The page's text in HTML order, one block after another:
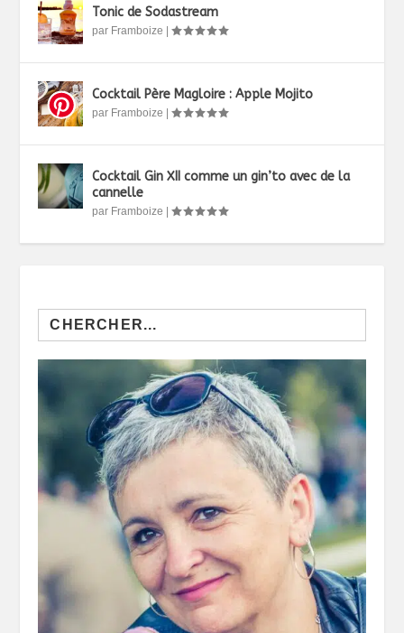
Tonic de Sodastream
par Framboize |
Cocktail Père Magloire : Apple Mojito
par Framboize |
Cocktail Gin XII comme un gin’to avec de la
cannelle
par Framboize |
Search
for: